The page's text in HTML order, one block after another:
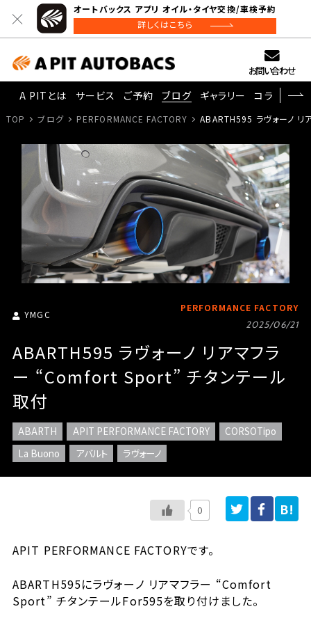
オートバックス アプリ オイル・タイヤ交換/車検予約
詳しくはこちら
お問い合わせ
A PITとは
サービス ご予約 ブログ ギャラリー コラム
TOP ブログ PERFORMANCE FACTORY ABARTH595 ラヴォーノ
YMGC
PERFORMANCE FACTORY
2025/06/21
ABARTH595 ラヴォーノ リアマフラ
ー “Comfort Sport” チタンテール
取付
ABARTH APIT PERFORMANCE FACTORY
CORSOTipo
La Buono
アバルト ラヴォーノ
0
APIT PERFORMANCE FACTORYです。
ABARTH595にラヴォーノ リアマフラー “Comfort
Sport” チタンテールFor595を取り付けました。